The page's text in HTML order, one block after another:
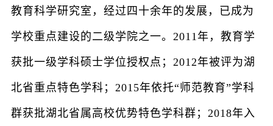
教育科学研究室，经过四十余年的发展，已成为
学校重点建设的二级学院之一。2011年，教育学
获批一级学科硕士学位授权点；2012年被评为湖
北省重点特色学科；2015年依托“师范教育”学科
群获批湖北省属高校优势特色学科群；2018年入